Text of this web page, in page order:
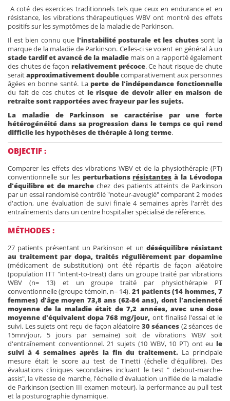
A coté des exercices traditionnels tels que ceux en endurance et en
résistance, les vibrations thérapeutiques WBV ont montré des effets
positifs sur les symptômes de la maladie de Parkinson.
Il est bien connu que l'instabilité posturale et les chutessont la
marque de la maladie de Parkinson. Celles-ci se voient en général à un
stade tardif et avancé de la maladiemais on a rapporté également
des chutes de façon relativement précoce. Ce haut risque de chute
seraitapproximativement doublecomparativement aux personnes
âgées en bonne santé. Laperte de l'indépendance fonctionnelle
du fait de ces chutes et le risque de devoir aller en maison de
retraite sont rapportées avec frayeur par les sujets.
La maladie de Parkinson se caractérise par une forte
hétérogénéité dans sa progression dans le temps ce qui rend
difficile les hypothèses de thérapie à long terme.
OBJECTIF :
Comparer les effets des vibrations WBV et de la physiothérapie (PT)
conventionnelle sur les perturbationsrésistantes à la Lévodopa
d'équilibre et de marche chez des patients atteints de Parkinson
par un essai randomisé contrôlé "noteur-aveuglé" comparant 2 modes
d'action, une évaluation de suivi finale 4 semaines après l'arrêt des
entraînements dans un centre hospitalier spécialisé de référence.
MÉTHODES :
27 patients présentant un Parkinson et un déséquilibre résistant
au traitement par dopa, traités régulièrement par dopamine
(médicament de substitution) ont été répartis de façon aléatoire
(population ITT "intent-to-treat) dans un groupe traité par vibrations
WBV (n= 13) et un groupe traité par physiothérapie PT
conventionnelle (groupe témoin, n= 14). 21 patients (14 hommes, 7
femmes) d'âge moyen 73,8 ans (62-84 ans), dont l'ancienneté
moyenne de la maladie était de 7,2 années, avec une dose
moyenne d'équivalent dopa 768 mg/jour, ont finalisé l'essai et le
suivi. Les sujets ont reçu de façon aléatoire 30 séances (2 séances de
15mn/jour, 5 jours par semaine) soit de vibrations WBV soit
d'entraînement conventionnel. 21 sujets (10 WBV, 10 PT) ont eu le
suivi à 4 semaines après la fin du traitement.La principale
mesure était le score au test de Tinetti (échelle d'équilibre). Des
évaluations cliniques secondaires incluant le test " debout-marche-
assis", la vitesse de marche, l'échelle d'évaluation unifiée de la maladie
de Parkinson (section III examen moteur), la performance au pull test
et la posturographie dynamique.